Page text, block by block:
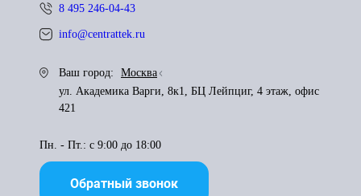
8 495 246-04-43
info@centrattek.ru
Ваш город:
Москва
ул. Академика Варги, 8к1, БЦ Лейпциг, 4 этаж, офис
421
Пн. - Пт.: с 9:00 до 18:00
Обратный звонок